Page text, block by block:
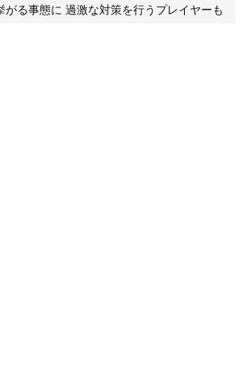
がる事態に 過激な対策を行うプレイヤーも